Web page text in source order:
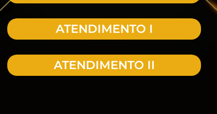
ATENDIMENTO I
ATENDIMENTO II